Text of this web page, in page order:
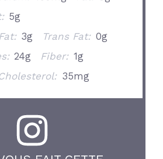
5g
3g Trans Fat: 0g
24g Fiber: 1g
35mg